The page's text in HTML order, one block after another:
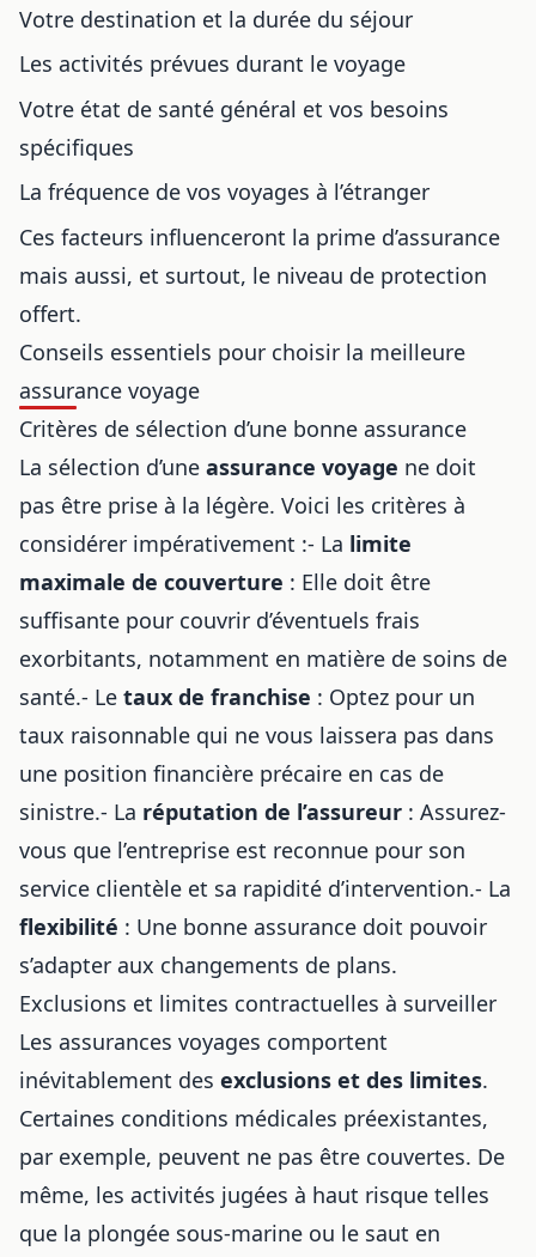
Votre destination et la durée du séjour
Les activités prévues durant le voyage
Votre état de santé général et vos besoins
spécifiques
La fréquence de vos voyages à l’étranger
Ces facteurs influenceront la prime d’assurance
mais aussi, et surtout, le niveau de protection
offert.
Conseils essentiels pour choisir la meilleure
assurance voyage
Critères de sélection d’une bonne assurance
La sélection d’une assurance voyage ne doit
pas être prise à la légère. Voici les critères à
considérer impérativement :- La limite
maximale de couverture : Elle doit être
suffisante pour couvrir d’éventuels frais
exorbitants, notamment en matière de soins de
santé.- Le taux de franchise : Optez pour un
taux raisonnable qui ne vous laissera pas dans
une position financière précaire en cas de
sinistre.- La réputation de l’assureur : Assurez-
vous que l’entreprise est reconnue pour son
service clientèle et sa rapidité d’intervention.- La
flexibilité : Une bonne assurance doit pouvoir
s’adapter aux changements de plans.
Exclusions et limites contractuelles à surveiller
Les assurances voyages comportent
inévitablement des exclusions et des limites.
Certaines conditions médicales préexistantes,
par exemple, peuvent ne pas être couvertes. De
même, les activités jugées à haut risque telles
que la plongée sous-marine ou le saut en